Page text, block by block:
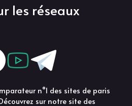
les réseaux
n°1 des sites de paris
sur notre site des